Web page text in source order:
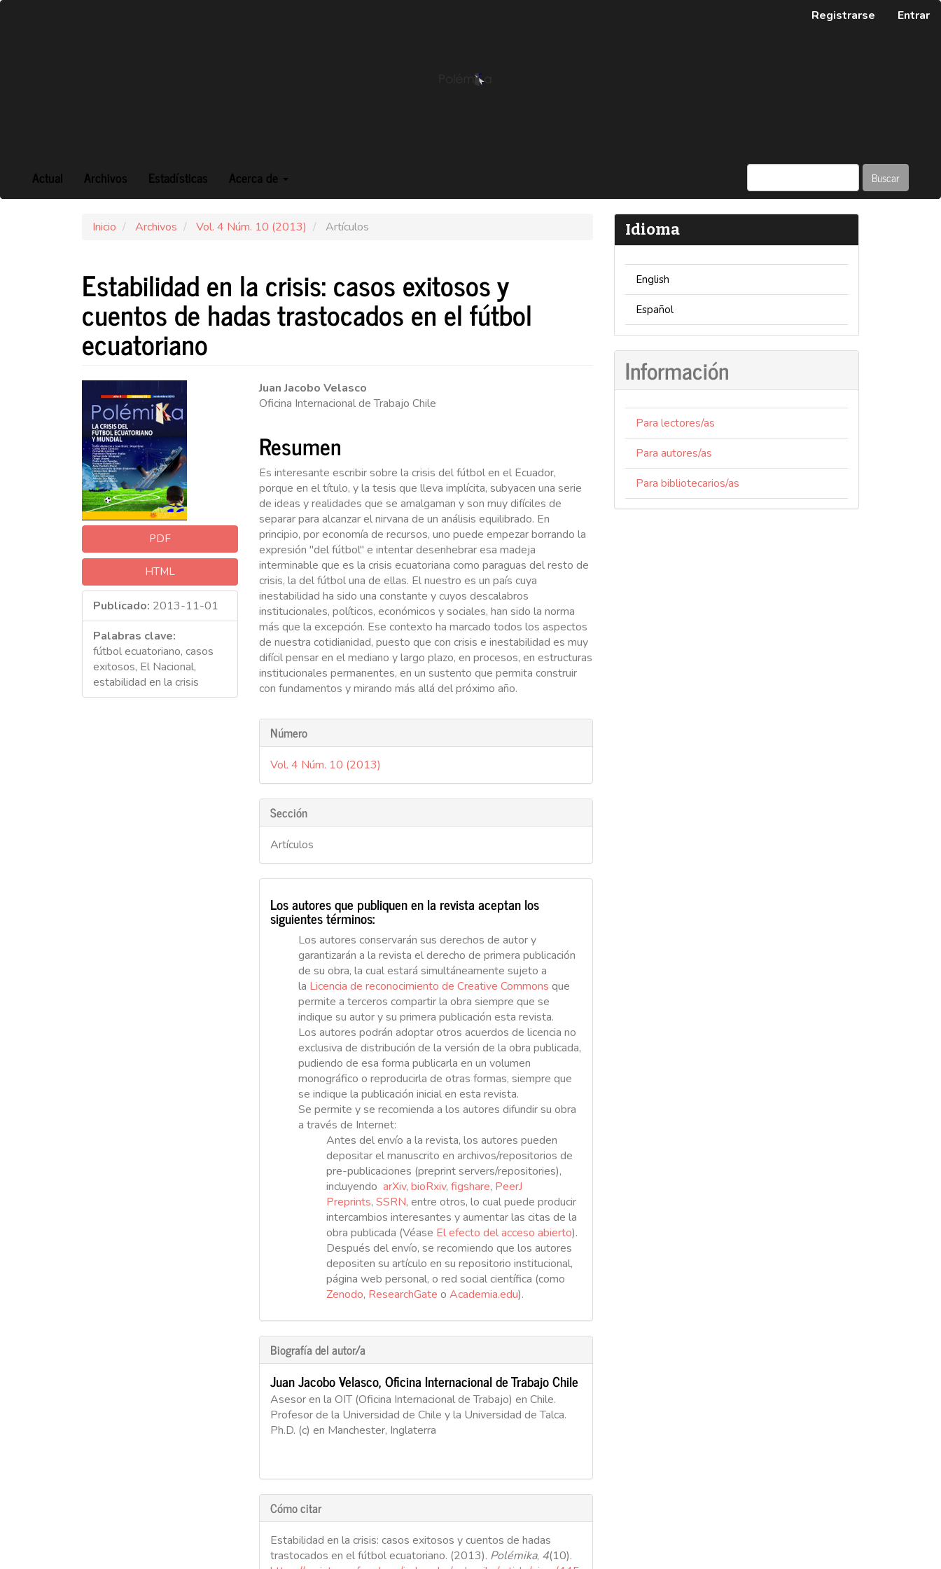
Registrarse Entrar
Actual Archivos Estadísticas Acerca de Buscar
Inicio Archivos Vol. 4 Núm. 10 (2013) Artículos
Estabilidad en la crisis: casos exitosos y
cuentos de hadas trastocados en el fútbol
ecuatoriano
Barra
lateral
del
artículo
PDF
HTML
Publicado: 2013-11-01
Palabras clave:
fútbol ecuatoriano, casos
exitosos, El Nacional,
estabilidad en la crisis
Contenido
principal
del
artículo
Juan Jacobo Velasco
Oficina Internacional de Trabajo Chile
Resumen
Es interesante escribir sobre la crisis del fútbol en el Ecuador,
porque en el título, y la tesis que lleva implícita, subyacen una serie
de ideas y realidades que se amalgaman y son muy difíciles de
separar para alcanzar el nirvana de un análisis equilibrado. En
principio, por economía de recursos, uno puede empezar borrando la
expresión "del fútbol" e intentar desenhebrar esa madeja
interminable que es la crisis ecuatoriana como paraguas del resto de
crisis, la del fútbol una de ellas. El nuestro es un país cuya
inestabilidad ha sido una constante y cuyos descalabros
institucionales, políticos, económicos y sociales, han sido la norma
más que la excepción. Ese contexto ha marcado todos los aspectos
de nuestra cotidianidad, puesto que con crisis e inestabilidad es muy
difícil pensar en el mediano y largo plazo, en procesos, en estructuras
institucionales permanentes, en un sustento que permita construir
con fundamentos y mirando más allá del próximo año.
Detalles
del
artículo
Número
Vol. 4 Núm. 10 (2013)
Sección
Artículos
Los autores que publiquen en la revista aceptan los
siguientes términos:
Los autores conservarán sus derechos de autor y
garantizarán a la revista el derecho de primera publicación
de su obra, la cual estará simultáneamente sujeto a
la Licencia de reconocimiento de Creative Commons que
permite a terceros compartir la obra siempre que se
indique su autor y su primera publicación esta revista.
Los autores podrán adoptar otros acuerdos de licencia no
exclusiva de distribución de la versión de la obra publicada,
pudiendo de esa forma publicarla en un volumen
monográfico o reproducirla de otras formas, siempre que
se indique la publicación inicial en esta revista.
Se permite y se recomienda a los autores difundir su obra
a través de Internet:
Antes del envío a la revista, los autores pueden
depositar el manuscrito en archivos/repositorios de
pre-publicaciones (preprint servers/repositories),
incluyendoarXiv,bioRxiv,figshare, PeerJ
Preprints,SSRN, entre otros, lo cual puede producir
intercambios interesantes y aumentar las citas de la
obra publicada (Véase El efecto del acceso abierto).
Después del envío, se recomiendo que los autores
depositen su artículo en su repositorio institucional,
página web personal, o red social científica (como
Zenodo, ResearchGate oAcademia.edu).
Biografía del autor/a
Juan Jacobo Velasco,Oficina Internacional de Trabajo Chile
Asesor en la OIT (Oficina Internacional de Trabajo) en Chile.
Profesor de la Universidad de Chile y la Universidad de Talca.
Ph.D. (c) en Manchester, Inglaterra
Cómo citar
Estabilidad en la crisis: casos exitosos y cuentos de hadas
trastocados en el fútbol ecuatoriano. (2013). Polémika, 4(10).
Idioma
English
Español
Información
Para lectores/as
Para autores/as
Para bibliotecarios/as